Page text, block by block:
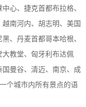
心、捷克首都布拉格、
南河内、胡志明、美国
、丹麦首都哥本哈根、
教堂、匈牙利布达佩
曼谷、清迈、南京、成
个城市内所有景点的语